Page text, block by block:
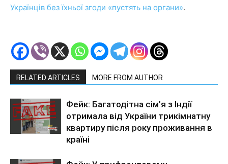
Українців без їхньої згоди «пустять на органи».
RELATED ARTICLES MORE FROM AUTHOR
Фейк: Багатодітна сім’я з Індії
отримала від України трикімнатну
квартиру після року проживання в
країні